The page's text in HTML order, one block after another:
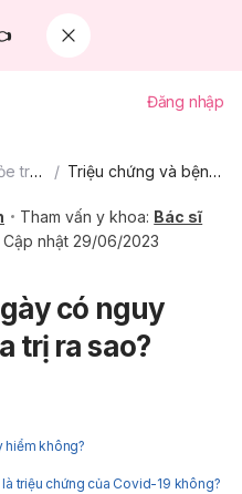
Đăng nhập
Sức khỏe trẻ em Triệu chứng và bệnh phổ biến
Tham vấn y khoa: Bác sĩ
Cập nhật 29/06/2023
có nguy
trị ra sao?
hiểm không?
triệu chứng của Covid-19 không?